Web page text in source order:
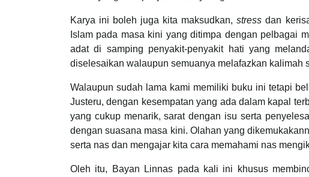
Karya ini boleh juga kita maksudkan,stressdan
Islam pada masa kini yang ditimpa dengan pelbagai
adat di samping penyakit-penyakit hati yang
diselesaikan walaupun semuanya melafazkan kalimah
Walaupun sudah lama kami memiliki buku ini tetapi
Justeru, dengan kesempatan yang ada dalam kapal
yang cukup menarik, sarat dengan isu serta
dengan suasana masa kini. Olahan yang
serta nas dan mengajar kita cara memahami nas
Oleh itu, Bayan Linnas pada kali ini khusus